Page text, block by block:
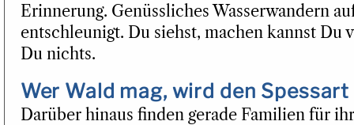
Erinnerung. Genüssliches Wasserwandern
entschleunigt. Du siehst, machen kannst Du
Du nichts.
Wer Wald mag, wird den
Darüber hinaus finden gerade Familien für